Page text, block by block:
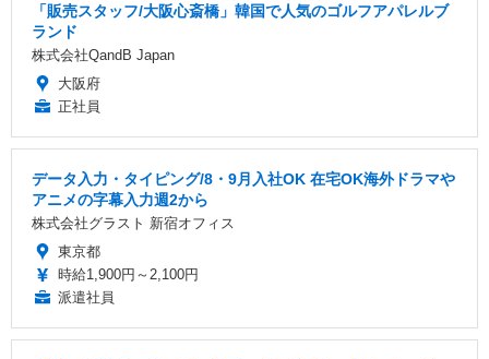
「販売スタッフ/大阪心斎橋」韓国で人気のゴルフアパレルブ
ランド
株式会社QandB Japan
大阪府
正社員
データ入力・タイピング/8・9月入社OK 在宅OK海外ドラマや
アニメの字幕入力週2から
株式会社グラスト 新宿オフィス
東京都
時給1,900円～2,100円
派遣社員